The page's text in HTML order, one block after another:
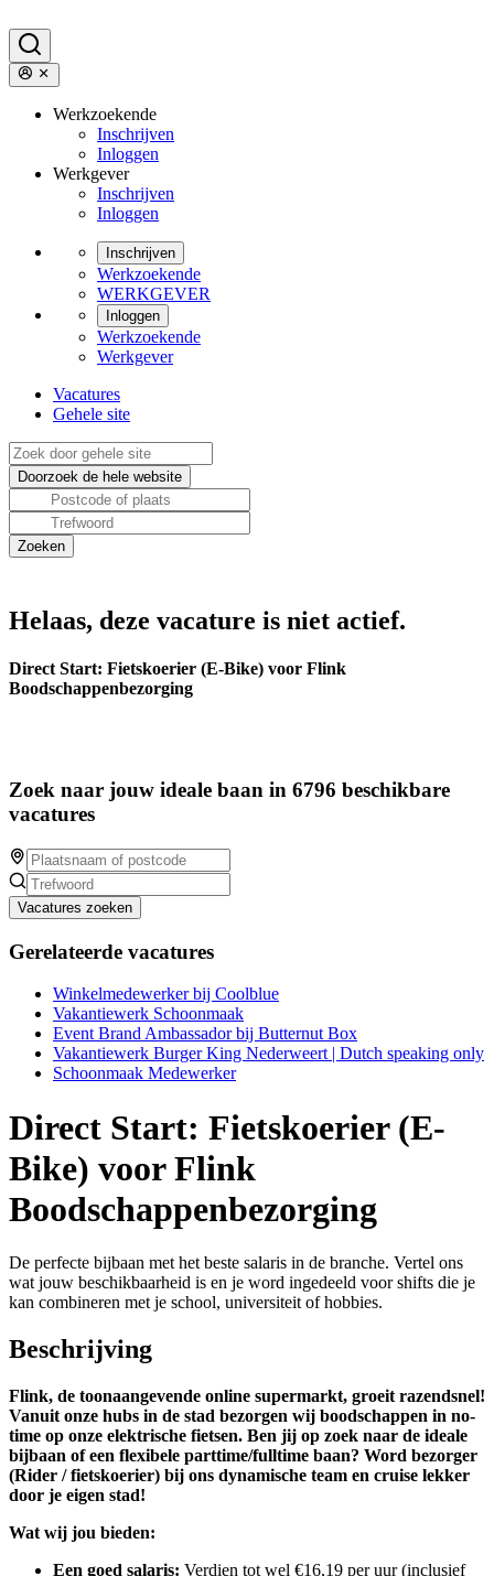
Werkzoekende
Inschrijven
Inloggen
Werkgever
Inschrijven
Inloggen
Inschrijven
Werkzoekende
WERKGEVER
Inloggen
Werkzoekende
Werkgever
Vacatures
Gehele site
Helaas, deze vacature is niet actief.
Direct Start: Fietskoerier (E-Bike) voor Flink
Boodschappenbezorging
Zoek naar jouw ideale baan in 6796 beschikbare
vacatures
Vacatures zoeken
Gerelateerde vacatures
Winkelmedewerker bij Coolblue
Vakantiewerk Schoonmaak
Event Brand Ambassador bij Butternut Box
Vakantiewerk Burger King Nederweert | Dutch speaking only
Schoonmaak Medewerker
Direct Start: Fietskoerier (E-
Bike) voor Flink
Boodschappenbezorging
De perfecte bijbaan met het beste salaris in de branche. Vertel ons
wat jouw beschikbaarheid is en je word ingedeeld voor shifts die je
kan combineren met je school, universiteit of hobbies.
Beschrijving
Flink, de toonaangevende online supermarkt, groeit razendsnel!
Vanuit onze hubs in de stad bezorgen wij boodschappen in no-
time op onze elektrische fietsen. Ben jij op zoek naar de ideale
bijbaan of een flexibele parttime/fulltime baan? Word bezorger
(Rider / fietskoerier) bij ons dynamische team en cruise lekker
door je eigen stad!
Wat wij jou bieden:
Een goed salaris: Verdien tot wel €16,19 per uur (inclusief